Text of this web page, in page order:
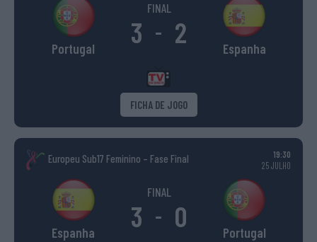
Portugal
FINAL
3 - 2 Espanha
FICHA DE JOGO
Europeu Sub17 Feminino – Fase Final
19:30
25 JULHO
Espanha
FINAL
3 - 0 Portugal